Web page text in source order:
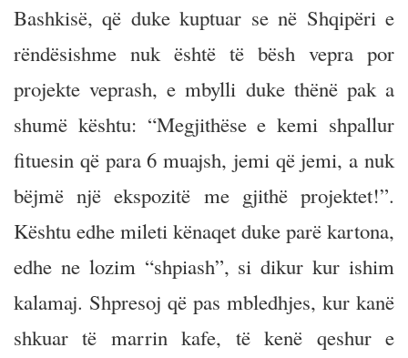
Bashkisë, që duke kuptuar se në Shqipëri e
rëndësishme nuk është të bësh vepra por
projekte veprash, e mbylli duke thënë pak a
shumë kështu: “Megjithëse e kemi shpallur
fituesin që para 6 muajsh, jemi që jemi, a nuk
bëjmë një ekspozitë me gjithë projektet!”.
Kështu edhe mileti kënaqet duke parë kartona,
edhe ne lozim “shpiash”, si dikur kur ishim
kalamaj. Shpresoj që pas mbledhjes, kur kanë
shkuar të marrin kafe, të kenë qeshur e